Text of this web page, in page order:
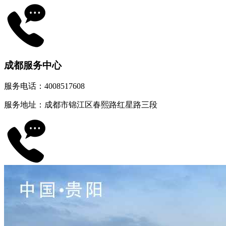
成都服务中心
服务电话：4008517608
服务地址：成都市锦江区春熙路红星路三段